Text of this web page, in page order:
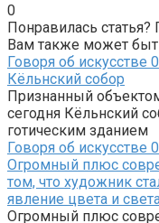
0
Понравилась статья?
Вам также может
Говоря об искусстве 0
Кёльнский собор
Признанный
сегодня Кёльнский
готическим зданием
Говоря об искусстве 0
Огромный плюс
том, что художник
явление цвета и
Огромный плюс